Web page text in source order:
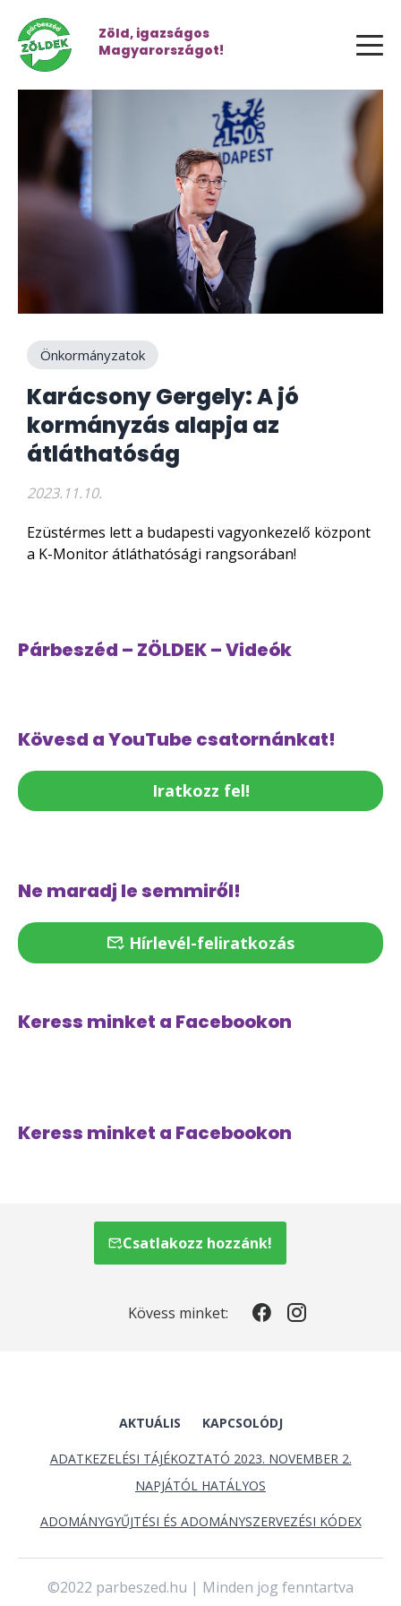
Zöld, igazságos
Magyarországot!
Önkormányzatok
Karácsony Gergely: A jó
kormányzás alapja az
átláthatóság
2023.11.10.
Ezüstérmes lett a budapesti vagyonkezelő központ
a K-Monitor átláthatósági rangsorában!
Párbeszéd – ZÖLDEK – Videók
Kövesd a YouTube csatornánkat!
Iratkozz fel!
Ne maradj le semmiről!
Hírlevél-feliratkozás
Keress minket a Facebookon
Keress minket a Facebookon
Csatlakozz hozzánk!
Kövess minket:
AKTUÁLIS KAPCSOLÓDJ
ADATKEZELÉSI TÁJÉKOZTATÓ 2023. NOVEMBER 2.
NAPJÁTÓL HATÁLYOS
ADOMÁNYGYŰJTÉSI ÉS ADOMÁNYSZERVEZÉSI KÓDEX
©2022 parbeszed.hu | Minden jog fenntartva